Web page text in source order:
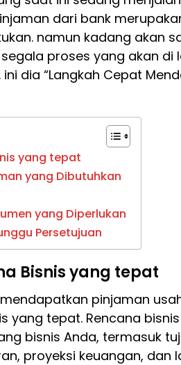
dari bank
namun kadang akan
proses yang akan di
dia “Langkah Cepat
yang tepat
yang Dibutuhkan
yang Diperlukan
Persetujuan
Bisnis yang tepat
pinjaman
yang tepat. Rencana
bisnis Anda, termasuk
proyeksi keuangan, dan